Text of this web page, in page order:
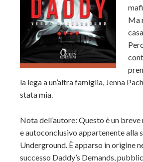
Ma
la lega a un’altra famiglia, Jenna
stata mia.
Nota dell’autore: Questo è un
e autoconclusivo appartenente alla
Underground. È apparso in origine
successo Daddy’s Demands,